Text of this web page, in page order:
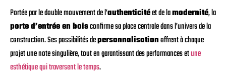
Portée par le double mouvement de l’authenticitéet de lamodernité, la
porte d’entrée en boisconfirme sa place centrale dans l’univers de la
construction. Ses possibilités depersonnalisationoffrent à chaque
projet une note singulière, tout en garantissant des performances etune
esthétique qui traversent le temps.